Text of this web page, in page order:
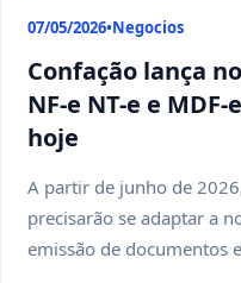
07/05/2026•Negocios
Confação lança
NF-e NT-e e
hoje
A partir de junho de
precisarão se adaptar a
emissão de documentos